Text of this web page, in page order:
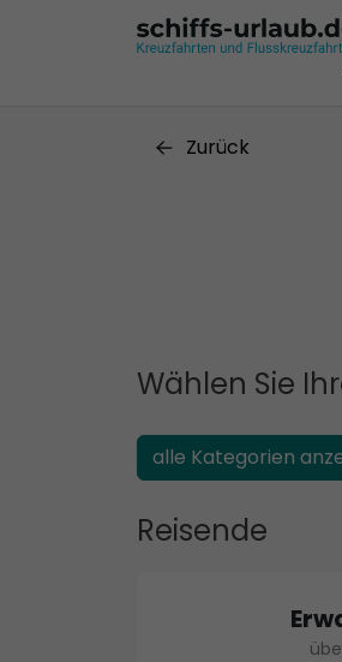
Zurück
Wählen Sie
alle Kategorien
Reisende